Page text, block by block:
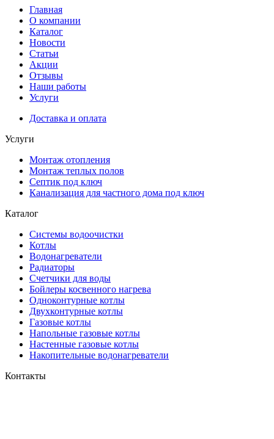
Главная
О компании
Каталог
Новости
Статьи
Акции
Отзывы
Наши работы
Услуги
Доставка и оплата
Услуги
Монтаж отопления
Монтаж теплых полов
Септик под ключ
Канализация для частного дома под ключ
Каталог
Системы водоочистки
Котлы
Водонагреватели
Радиаторы
Cчетчики для воды
Бойлеры косвенного нагрева
Одноконтурные котлы
Двухконтурные котлы
Газовые котлы
Напольные газовые котлы
Настенные газовые котлы
Накопительные водонагреватели
Контакты